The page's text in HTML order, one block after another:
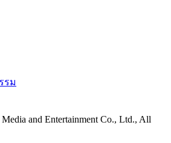
รม
and Entertainment Co., Ltd., All